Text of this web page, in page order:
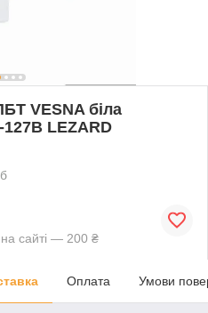
VESNA біла
LEZARD
сайті — 200 ₴
Оплата Умови